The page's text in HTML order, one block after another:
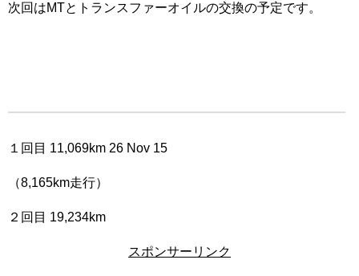
次回はMTとトランスファーオイルの交換の予定です。
１回目 11,069km 26 Nov 15
（8,165km走行）
２回目 19,234km
スポンサーリンク